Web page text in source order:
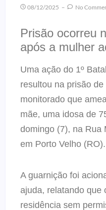
08/12/2025 No
Prisão ocorreu
após a mulher
Uma ação do 1º
resultou na prisão
monitorado que
mãe, uma idosa de
domingo (7), na Rua
em Porto Velho (RO).
A guarnição foi
ajuda, relatando que
residência sem